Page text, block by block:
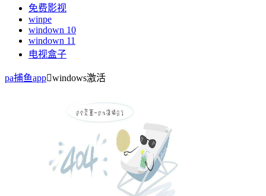
免费影视
winpe
windown 10
windown 11
电视盒子
pa捕鱼app windows激活